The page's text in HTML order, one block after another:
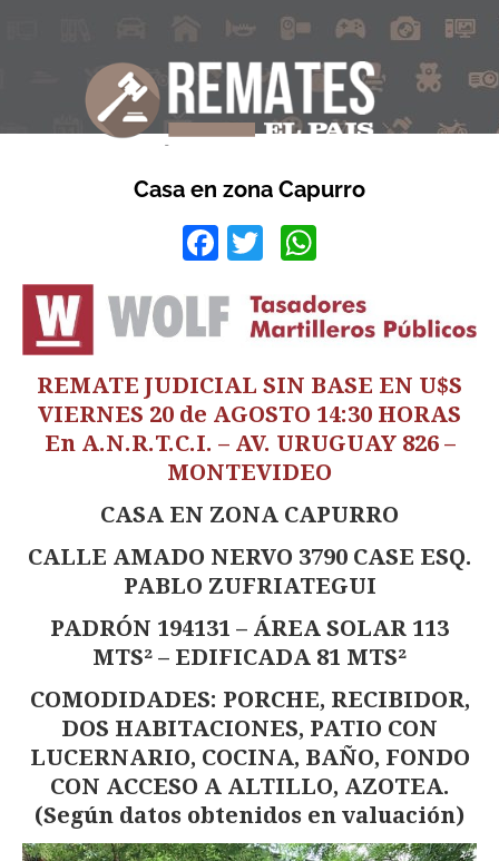
Casa en zona Capurro
Facebook
Twitter
REMATE JUDICIAL SIN BASE EN U$S
VIERNES 20 de AGOSTO 14:30 HORAS
En A.N.R.T.C.I. – AV. URUGUAY 826 –
MONTEVIDEO
CASA EN ZONA CAPURRO
CALLE AMADO NERVO 3790 CASE ESQ.
PABLO ZUFRIATEGUI
PADRÓN 194131 – ÁREA SOLAR 113
MTS² – EDIFICADA 81 MTS²
COMODIDADES: PORCHE, RECIBIDOR,
DOS HABITACIONES, PATIO CON
LUCERNARIO, COCINA, BAÑO, FONDO
CON ACCESO A ALTILLO, AZOTEA.
(Según datos obtenidos en valuación)